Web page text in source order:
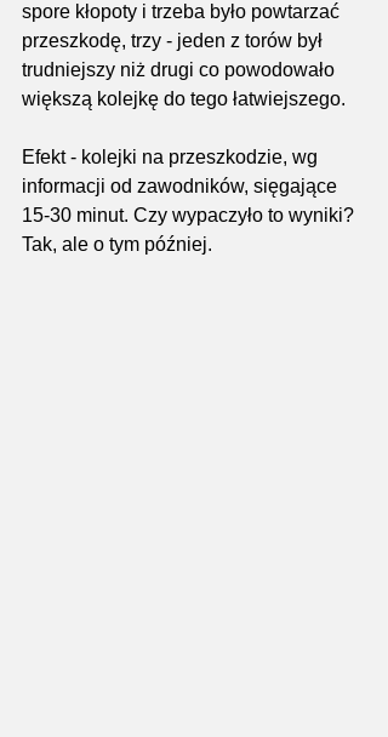
spore kłopoty i trzeba było powtarzać
przeszkodę, trzy - jeden z torów był
trudniejszy niż drugi co powodowało
większą kolejkę do tego łatwiejszego.
Efekt - kolejki na przeszkodzie, wg
informacji od zawodników, sięgające
15-30 minut. Czy wypaczyło to wyniki?
Tak, ale o tym później.